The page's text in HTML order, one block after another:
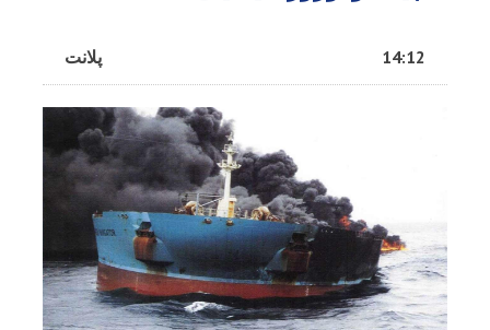
پلانت 14:12